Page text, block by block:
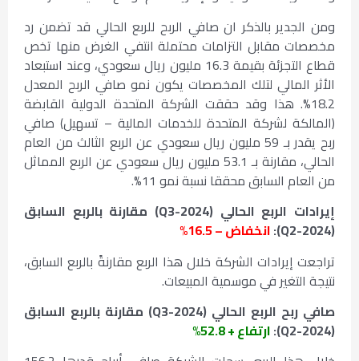
ومن الجدير بالذكر ان صافي الربح للربع الحالي قد تضمن رد
مخصصات مقابل التزامات محتملة انتفي الغرض منها تخص
قطاع التجزئة بقيمة 16.3 مليون ريال سعودي، وعند استبعاد
الأثر المالي لتلك المخصصات يكون نمو صافي الربح المعدل
18.2%. هذا وقد حققت الشركة المتحدة الدولية القابضة
(المالكة لشركة المتحدة للخدمات المالية – تسهيل) صافي
ربح يقدر بـ 59 مليون ريال سعودي عن الربع الثالث من العام
الحالي، مقارنة بـ 53.1 مليون ريال سعودي عن الربع المماثل
من العام السابق محققا نسبة نمو 11%.
إيرادات الربع الحالي (Q3-2024) مقارنة بالربع السابق
(
Q2-2024
):انخفاض – 16.5%
تراجعت إيرادات الشركة خلال هذا الربع مقارنةً بالربع السابق،
نتيجة التغير في موسمية المبيعات.
صافي ربح الربع الحالي (Q3-2024) مقارنة بالربع السابق
(
Q2-2024
):ارتفاع + 52.8%